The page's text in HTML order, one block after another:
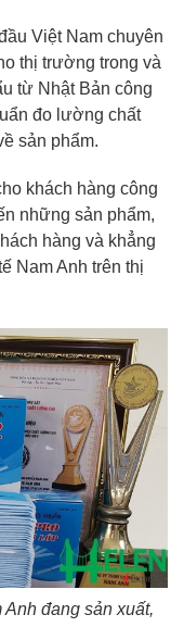
Việt Nam chuyên
thị trường trong và
từ Nhật Bản công
đo lường chất
sản phẩm.
khách hàng công
những sản phẩm,
hàng và khẳng
Nam Anh trên thị
đang sản xuất,